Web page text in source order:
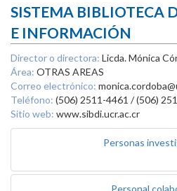
SISTEMA BIBLIOTECA
E INFORMACIÓN
Director o directora: Licda. Mónica
Área: OTRAS AREAS
Correo electrónico:
Teléfono: (506) 2511-4461 / (506)
Sitio web: www.sibdi.ucr.ac.cr
Personas
Personal